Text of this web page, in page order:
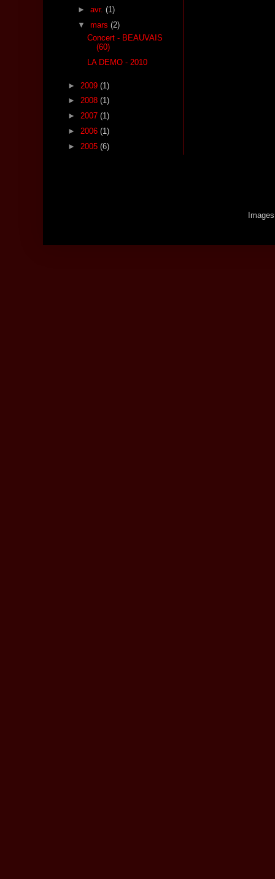
► avr. (1)
▼ mars (2)
Concert - BEAUVAIS
(60)
LA DEMO - 2010
► 2009 (1)
► 2008 (1)
► 2007 (1)
► 2006 (1)
► 2005 (6)